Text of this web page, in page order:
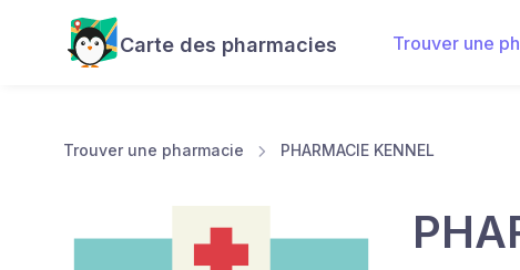
Carte des pharmacies Trouver une
Trouver une pharmacie PHARMACIE KENNEL